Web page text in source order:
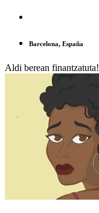
Barcelona, España
Aldi berean finantzatuta!